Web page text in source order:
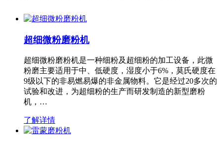
超细微粉磨粉机
超细微粉磨粉机是一种细粉及超细粉的加工设备，此微
粉磨主要适用于中、低硬度，湿度小于6%，莫氏硬度在
9级以下的非易燃易爆的非金属物料。它是经过20多次的
试验和改进，为超细粉的生产而研发制造的新型磨粉
机，…
了解详情